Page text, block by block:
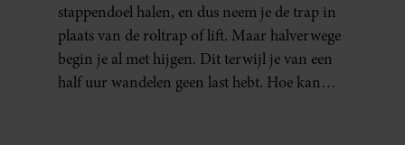
stappendoel halen, en dus neem je de trap in
plaats van de roltrap of lift. Maar halverwege
begin je al met hijgen. Dit terwijl je van een
half uur wandelen geen last hebt. Hoe kan